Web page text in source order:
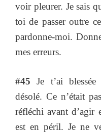
voir pleurer. Je sais
toi de passer outre
pardonne-moi.
mes erreurs.
#45 Je t’ai
désolé. Ce n’était
réfléchi avant d’agir
est en péril. Je ne